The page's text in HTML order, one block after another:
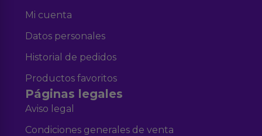
Mi cuenta
Datos personales
Historial de pedidos
Productos favoritos
Páginas legales
Aviso legal
Condiciones generales de venta